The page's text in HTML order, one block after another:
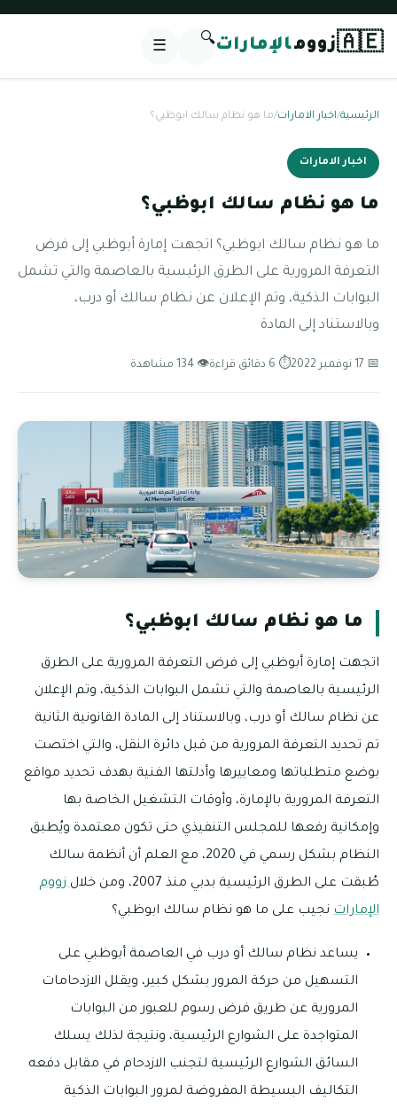
🇦🇪زوومالإمارات🔍
☰
الرئيسية/اخبار الامارات/ما هو نظام سالك ابوظبي؟
اخبار الامارات
ما هو نظام سالك ابوظبي؟
ما هو نظام سالك ابوظبي؟ اتجهت إمارة أبوظبي إلى فرض
التعرفة المرورية على الطرق الرئيسية بالعاصمة والتي تشمل
البوابات الذكية، وتم الإعلان عن نظام سالك أو درب،
وبالاستناد إلى المادة
📅 17 نوفمبر 2022 ⏱ 6 دقائق قراءة 👁 134 مشاهدة
ما هو نظام سالك ابوظبي؟
اتجهت إمارة أبوظبي إلى فرض التعرفة المرورية على الطرق
الرئيسية بالعاصمة والتي تشمل البوابات الذكية، وتم الإعلان
عن نظام سالك أو درب، وبالاستناد إلى المادة القانونية الثانية
تم تحديد التعرفة المرورية من قبل دائرة النقل، والتي اختصت
بوضع متطلباتها ومعاييرها وأدلتها الفنية بهدف تحديد مواقع
التعرفة المرورية بالإمارة، وأوقات التشغيل الخاصة بها
وإمكانية رفعها للمجلس التنفيذي حتى تكون معتمدة ويُطبق
النظام بشكل رسمي في 2020، مع العلم أن أنظمة سالك
طُبقت على الطرق الرئيسية بدبي منذ 2007، ومن خلال
زووم
الإمارات نجيب على ما هو نظام سالك ابوظبي؟
يساعد نظام سالك أو درب في العاصمة أبوظبي على
التسهيل من حركة المرور بشكل كبير، ويقلل الازدحامات
المرورية عن طريق فرض رسوم للعبور من البوابات
المتواجدة على الشوارع الرئيسية، ونتيجة لذلك يسلك
السائق الشوارع الرئيسية لتجنب الازدحام في مقابل دفعه
التكاليف البسيطة المفروضة لمرور البوابات الذكية